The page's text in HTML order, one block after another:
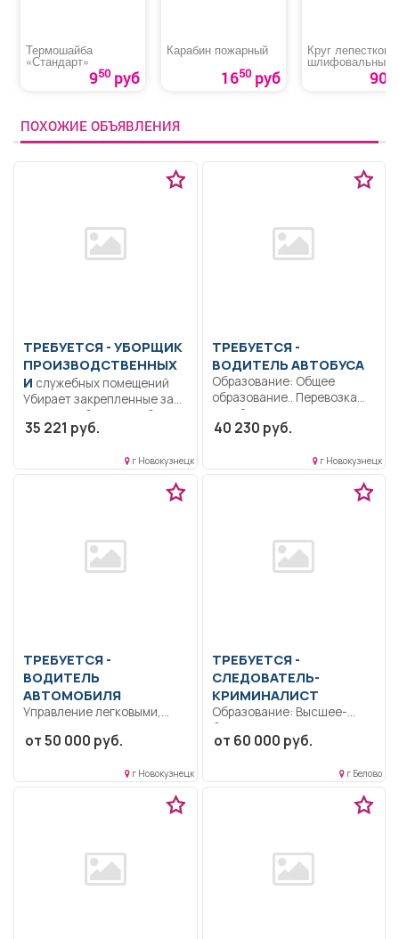
Термошайба
«Стандарт»
950руб
Карабин пожарный
1650руб
Круг
шлифовальный
TARG» 90
ПОХОЖИЕ ОБЪЯВЛЕНИЯ
ТРЕБУЕТСЯ - УБОРЩИК
ПРОИЗВОДСТВЕННЫХ
И служебных помещений
Убирает закрепленные за
ним служебные и учебные
помещения...
35 221 руб.
г Новокузнецк
ТРЕБУЕТСЯ -
ВОДИТЕЛЬ АВТОБУСА
Образование: Общее
образование.. Перевозка
детей на соревнования
город/межгород.. Режим...
40 230 руб.
г Новокузнецк
ТРЕБУЕТСЯ -
ВОДИТЕЛЬ
АВТОМОБИЛЯ
Управление легковыми,
специализированными
транспорта топливом,
смазочными...
от 50 000 руб.
г Новокузнецк
ТРЕБУЕТСЯ -
СЛЕДОВАТЕЛЬ-
КРИМИНАЛИСТ
Образование: Высшее-
бакалавриат..
Расследование уголовных
от 60 000 руб.
г Белово